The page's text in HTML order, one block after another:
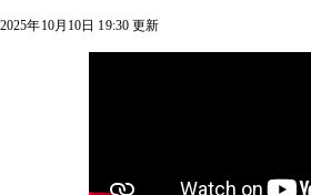
2025年10月10日 19:30 更新